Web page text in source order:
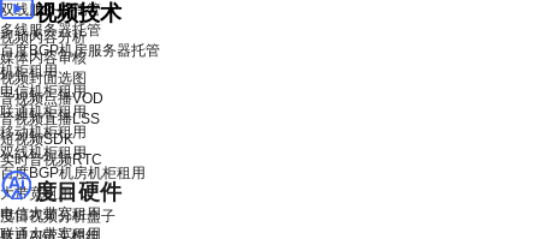
视频技术
视频内容分析
媒体内容审核
视频封面选图
音视频点播VOD
音视频直播LSS
短视频SDK
实时音视频RTC
度目硬件
度目视频分析盒子
双线服务器托管
多线服务器托管
百度BGP机房服务器托管
机柜租用
电信机柜租用
联通机柜租用
移动机柜租用
双线机柜租用
百度BGP机房机柜租用
大带宽租用
电信大带宽租用
联通大带宽租用